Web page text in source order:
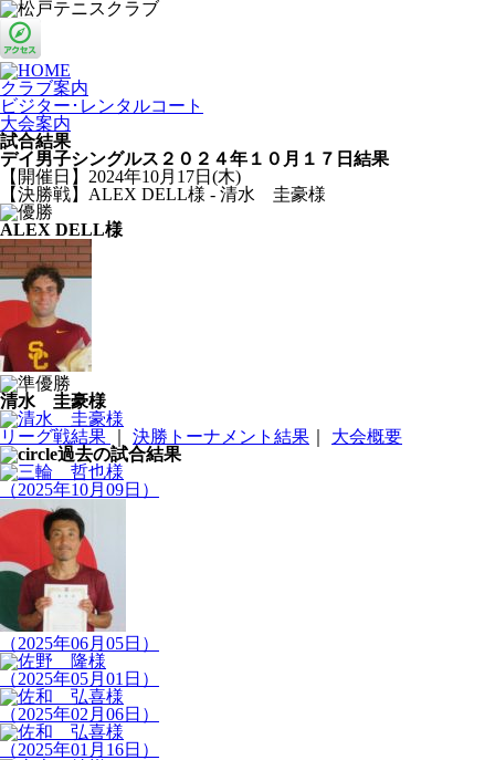
クラブ案内
ビジター･レンタルコート
大会案内
試合結果
デイ男子シングルス２０２４年１０月１７日結果
【開催日】2024年10月17日(木)
【決勝戦】ALEX DELL様 - 清水 圭豪様
ALEX DELL様
清水 圭豪様
リーグ戦結果
決勝トーナメント結果
大会概要
過去の試合結果
（2025年10月09日）
（2025年06月05日）
（2025年05月01日）
（2025年02月06日）
（2025年01月16日）